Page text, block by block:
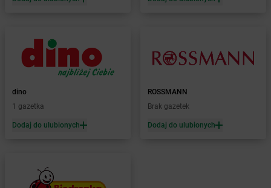
Żabka
Żabka
Barcin
Żabka Barczewo
Bardo
Żabka
Żabka Barniewice
Żabka Bartąg
Barwałd Średni
Barwice
dino
1 gazetka
Dodaj do ulubionych
ROSSMANN
Brak gazetek
Dodaj do ulubionych